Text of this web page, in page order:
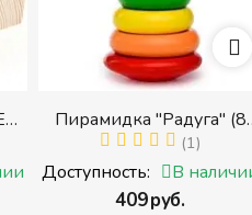
Пирамидка "Радуга" (8
деталей) (Пирамидка
среднего размера)
(1)
Доступность: В наличии
‍409‍руб.